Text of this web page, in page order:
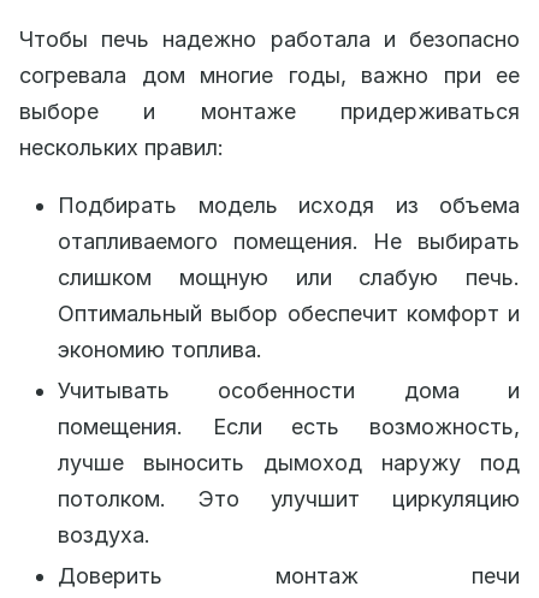
Чтобы печь надежно работала и безопасно
согревала дом многие годы, важно при ее
выборе и монтаже придерживаться
нескольких правил:
Подбирать модель исходя из объема
отапливаемого помещения. Не выбирать
слишком мощную или слабую печь.
Оптимальный выбор обеспечит комфорт и
экономию топлива.
Учитывать особенности дома и
помещения. Если есть возможность,
лучше выносить дымоход наружу под
потолком. Это улучшит циркуляцию
воздуха.
Доверить монтаж печи